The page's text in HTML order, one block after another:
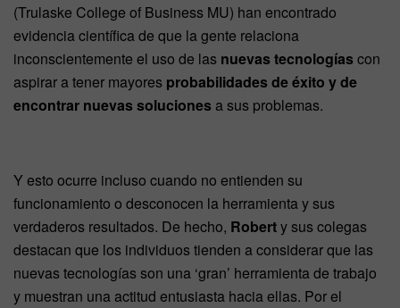
(Trulaske College of Business MU) han encontrado
evidencia científica de que la gente relaciona
inconscientemente el uso de las nuevas tecnologías con
aspirar a tener mayores probabilidades de éxito y de
encontrar nuevas soluciones a sus problemas.
Y esto ocurre incluso cuando no entienden su
funcionamiento o desconocen la herramienta y sus
verdaderos resultados. De hecho, Roberty sus colegas
destacan que los individuos tienden a considerar que las
nuevas tecnologías son una ‘gran’ herramienta de trabajo
y muestran una actitud entusiasta hacia ellas. Por el